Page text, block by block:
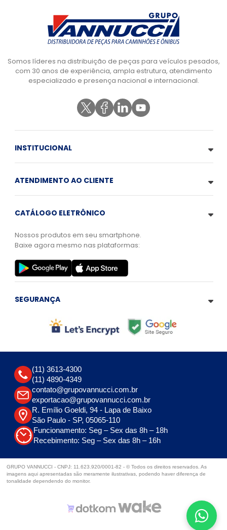
Somos líderes na distribuição de peças para veículos pesados,
com 30 anos de experiência, ampla estrutura, atendimento
especializado e presença nacional e internacional.
INSTITUCIONAL
ATENDIMENTO AO CLIENTE
CATÁLOGO ELETRÔNICO
Nossos produtos em seu smartphone.
Baixe agora mesmo nas plataformas:
SEGURANÇA
(11) 3613-4300
(11) 4890-4349
contato@grupovannucci.com.br
exportacao@grupovannucci.com.br
R. Emílio Goeldi, 94 - Lapa de Baixo
São Paulo - SP, 05065-110
Funcionamento: Seg – Sex das 8h – 18h
Recebimento: Seg – Sex das 8h – 16h
GRUPO VANNUCCI - CNPJ: 11.623.920/0001-82 - © Todos os direitos reservados. As
imagens aqui apresentadas são meramente ilustrativas, podendo haver diferença de
tonalidade dependendo do monitor.